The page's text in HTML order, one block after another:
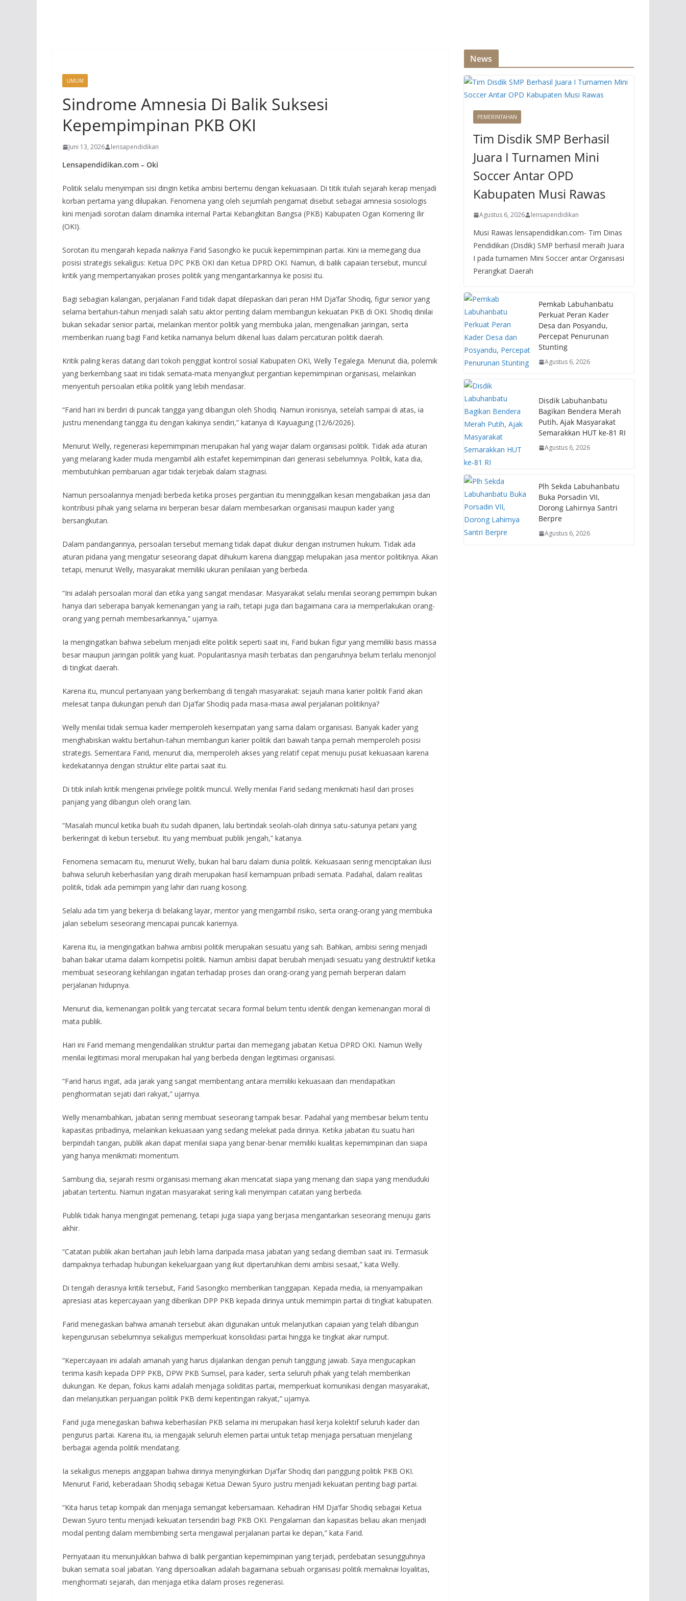
UMUM
Sindrome Amnesia Di Balik Suksesi
Kepempimpinan PKB OKI
Juni 13, 2026 lensapendidikan
Lensapendidikan.com – Oki
Politik selalu menyimpan sisi dingin ketika ambisi bertemu dengan kekuasaan. Di titik itulah sejarah kerap menjadi
korban pertama yang dilupakan. Fenomena yang oleh sejumlah pengamat disebut sebagai amnesia sosiologis
kini menjadi sorotan dalam dinamika internal Partai Kebangkitan Bangsa (PKB) Kabupaten Ogan Komering Ilir
(OKI).
Sorotan itu mengarah kepada naiknya Farid Sasongko ke pucuk kepemimpinan partai. Kini ia memegang dua
posisi strategis sekaligus: Ketua DPC PKB OKI dan Ketua DPRD OKI. Namun, di balik capaian tersebut, muncul
kritik yang mempertanyakan proses politik yang mengantarkannya ke posisi itu.
Bagi sebagian kalangan, perjalanan Farid tidak dapat dilepaskan dari peran HM Dja’far Shodiq, figur senior yang
selama bertahun-tahun menjadi salah satu aktor penting dalam membangun kekuatan PKB di OKI. Shodiq dinilai
bukan sekadar senior partai, melainkan mentor politik yang membuka jalan, mengenalkan jaringan, serta
memberikan ruang bagi Farid ketika namanya belum dikenal luas dalam percaturan politik daerah.
Kritik paling keras datang dari tokoh penggiat kontrol sosial Kabupaten OKI, Welly Tegalega. Menurut dia, polemik
yang berkembang saat ini tidak semata-mata menyangkut pergantian kepemimpinan organisasi, melainkan
menyentuh persoalan etika politik yang lebih mendasar.
“Farid hari ini berdiri di puncak tangga yang dibangun oleh Shodiq. Namun ironisnya, setelah sampai di atas, ia
justru menendang tangga itu dengan kakinya sendiri,” katanya di Kayuagung (12/6/2026).
Menurut Welly, regenerasi kepemimpinan merupakan hal yang wajar dalam organisasi politik. Tidak ada aturan
yang melarang kader muda mengambil alih estafet kepemimpinan dari generasi sebelumnya. Politik, kata dia,
membutuhkan pembaruan agar tidak terjebak dalam stagnasi.
Namun persoalannya menjadi berbeda ketika proses pergantian itu meninggalkan kesan mengabaikan jasa dan
kontribusi pihak yang selama ini berperan besar dalam membesarkan organisasi maupun kader yang
bersangkutan.
Dalam pandangannya, persoalan tersebut memang tidak dapat diukur dengan instrumen hukum. Tidak ada
aturan pidana yang mengatur seseorang dapat dihukum karena dianggap melupakan jasa mentor politiknya. Akan
tetapi, menurut Welly, masyarakat memiliki ukuran penilaian yang berbeda.
“Ini adalah persoalan moral dan etika yang sangat mendasar. Masyarakat selalu menilai seorang pemimpin bukan
hanya dari seberapa banyak kemenangan yang ia raih, tetapi juga dari bagaimana cara ia memperlakukan orang-
orang yang pernah membesarkannya,” ujarnya.
Ia mengingatkan bahwa sebelum menjadi elite politik seperti saat ini, Farid bukan figur yang memiliki basis massa
besar maupun jaringan politik yang kuat. Popularitasnya masih terbatas dan pengaruhnya belum terlalu menonjol
di tingkat daerah.
Karena itu, muncul pertanyaan yang berkembang di tengah masyarakat: sejauh mana karier politik Farid akan
melesat tanpa dukungan penuh dari Dja’far Shodiq pada masa-masa awal perjalanan politiknya?
Welly menilai tidak semua kader memperoleh kesempatan yang sama dalam organisasi. Banyak kader yang
menghabiskan waktu bertahun-tahun membangun karier politik dari bawah tanpa pernah memperoleh posisi
strategis. Sementara Farid, menurut dia, memperoleh akses yang relatif cepat menuju pusat kekuasaan karena
kedekatannya dengan struktur elite partai saat itu.
Di titik inilah kritik mengenai privilege politik muncul. Welly menilai Farid sedang menikmati hasil dari proses
panjang yang dibangun oleh orang lain.
“Masalah muncul ketika buah itu sudah dipanen, lalu bertindak seolah-olah dirinya satu-satunya petani yang
berkeringat di kebun tersebut. Itu yang membuat publik jengah,” katanya.
Fenomena semacam itu, menurut Welly, bukan hal baru dalam dunia politik. Kekuasaan sering menciptakan ilusi
bahwa seluruh keberhasilan yang diraih merupakan hasil kemampuan pribadi semata. Padahal, dalam realitas
politik, tidak ada pemimpin yang lahir dari ruang kosong.
Selalu ada tim yang bekerja di belakang layar, mentor yang mengambil risiko, serta orang-orang yang membuka
jalan sebelum seseorang mencapai puncak kariernya.
Karena itu, ia mengingatkan bahwa ambisi politik merupakan sesuatu yang sah. Bahkan, ambisi sering menjadi
bahan bakar utama dalam kompetisi politik. Namun ambisi dapat berubah menjadi sesuatu yang destruktif ketika
membuat seseorang kehilangan ingatan terhadap proses dan orang-orang yang pernah berperan dalam
perjalanan hidupnya.
Menurut dia, kemenangan politik yang tercatat secara formal belum tentu identik dengan kemenangan moral di
mata publik.
Hari ini Farid memang mengendalikan struktur partai dan memegang jabatan Ketua DPRD OKI. Namun Welly
menilai legitimasi moral merupakan hal yang berbeda dengan legitimasi organisasi.
“Farid harus ingat, ada jarak yang sangat membentang antara memiliki kekuasaan dan mendapatkan
penghormatan sejati dari rakyat,” ujarnya.
Welly menambahkan, jabatan sering membuat seseorang tampak besar. Padahal yang membesar belum tentu
kapasitas pribadinya, melainkan kekuasaan yang sedang melekat pada dirinya. Ketika jabatan itu suatu hari
berpindah tangan, publik akan dapat menilai siapa yang benar-benar memiliki kualitas kepemimpinan dan siapa
yang hanya menikmati momentum.
Sambung dia, sejarah resmi organisasi memang akan mencatat siapa yang menang dan siapa yang menduduki
jabatan tertentu. Namun ingatan masyarakat sering kali menyimpan catatan yang berbeda.
Publik tidak hanya mengingat pemenang, tetapi juga siapa yang berjasa mengantarkan seseorang menuju garis
akhir.
“Catatan publik akan bertahan jauh lebih lama daripada masa jabatan yang sedang diemban saat ini. Termasuk
dampaknya terhadap hubungan kekeluargaan yang ikut dipertaruhkan demi ambisi sesaat,” kata Welly.
Di tengah derasnya kritik tersebut, Farid Sasongko memberikan tanggapan. Kepada media, ia menyampaikan
apresiasi atas kepercayaan yang diberikan DPP PKB kepada dirinya untuk memimpin partai di tingkat kabupaten.
Farid menegaskan bahwa amanah tersebut akan digunakan untuk melanjutkan capaian yang telah dibangun
kepengurusan sebelumnya sekaligus memperkuat konsolidasi partai hingga ke tingkat akar rumput.
“Kepercayaan ini adalah amanah yang harus dijalankan dengan penuh tanggung jawab. Saya mengucapkan
terima kasih kepada DPP PKB, DPW PKB Sumsel, para kader, serta seluruh pihak yang telah memberikan
dukungan. Ke depan, fokus kami adalah menjaga soliditas partai, memperkuat komunikasi dengan masyarakat,
dan melanjutkan perjuangan politik PKB demi kepentingan rakyat,” ujarnya.
Farid juga menegaskan bahwa keberhasilan PKB selama ini merupakan hasil kerja kolektif seluruh kader dan
pengurus partai. Karena itu, ia mengajak seluruh elemen partai untuk tetap menjaga persatuan menjelang
berbagai agenda politik mendatang.
Ia sekaligus menepis anggapan bahwa dirinya menyingkirkan Dja’far Shodiq dari panggung politik PKB OKI.
Menurut Farid, keberadaan Shodiq sebagai Ketua Dewan Syuro justru menjadi kekuatan penting bagi partai.
“Kita harus tetap kompak dan menjaga semangat kebersamaan. Kehadiran HM Dja’far Shodiq sebagai Ketua
Dewan Syuro tentu menjadi kekuatan tersendiri bagi PKB OKI. Pengalaman dan kapasitas beliau akan menjadi
modal penting dalam membimbing serta mengawal perjalanan partai ke depan,” kata Farid.
Pernyataan itu menunjukkan bahwa di balik pergantian kepemimpinan yang terjadi, perdebatan sesungguhnya
bukan semata soal jabatan. Yang dipersoalkan adalah bagaimana sebuah organisasi politik memaknai loyalitas,
menghormati sejarah, dan menjaga etika dalam proses regenerasi.
News
PEMERINTAHAN
Tim Disdik SMP Berhasil
Juara I Turnamen Mini
Soccer Antar OPD
Kabupaten Musi Rawas
Agustus 6, 2026 lensapendidikan
Musi Rawas lensapendidikan.com- Tim Dinas
Pendidikan (Disdik) SMP berhasil meraih Juara
I pada turnamen Mini Soccer antar Organisasi
Perangkat Daerah
Pemkab Labuhanbatu
Perkuat Peran Kader
Desa dan Posyandu,
Percepat Penurunan
Stunting
Agustus 6, 2026
Disdik Labuhanbatu
Bagikan Bendera Merah
Putih, Ajak Masyarakat
Semarakkan HUT ke-81 RI
Agustus 6, 2026
Plh Sekda Labuhanbatu
Buka Porsadin VII,
Dorong Lahirnya Santri
Berpre
Agustus 6, 2026